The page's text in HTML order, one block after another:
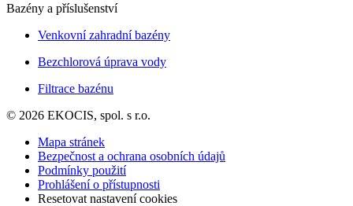
Bazény a příslušenství
Venkovní zahradní bazény
Bezchlorová úprava vody
Filtrace bazénu
© 2026 EKOCIS, spol. s r.o.
Mapa stránek
Bezpečnost a ochrana osobních údajů
Podmínky použití
Prohlášení o přístupnosti
Resetovat nastavení cookies